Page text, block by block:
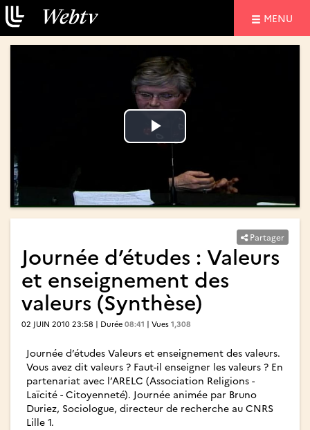
MENU
Lire
la
vidéo
Lire
la
vidéo
Partager
Journée d’études : Valeurs
et enseignement des
valeurs (Synthèse)
02 JUIN 2010 23:58 | Durée 08:41 | Vues 1,308
Journée d’études Valeurs et enseignement des valeurs.
Vous avez dit valeurs ? Faut-il enseigner les valeurs ? En
partenariat avec l’ARELC (Association Religions -
Laïcité - Citoyenneté). Journée animée par Bruno
Duriez, Sociologue, directeur de recherche au CNRS
Lille 1.